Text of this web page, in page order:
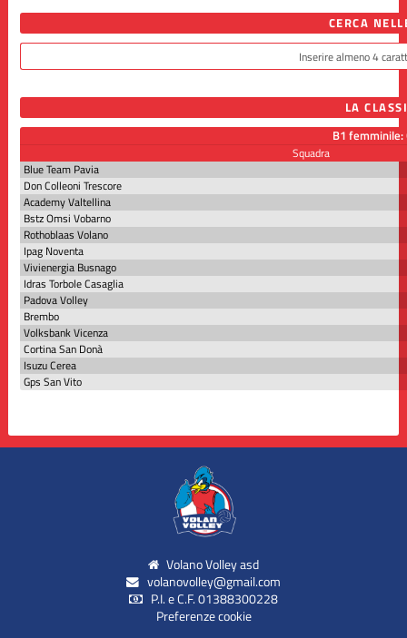
CERCA
LA
B1 femminile:
Squadra
Blue Team Pavia
Don Colleoni Trescore
Academy Valtellina
Bstz Omsi Vobarno
Rothoblaas Volano
Ipag Noventa
Vivienergia Busnago
Idras Torbole Casaglia
Padova Volley
Brembo
Volksbank Vicenza
Cortina San Donà
Isuzu Cerea
Gps San Vito
Volano Volley asd
volanovolley@gmail.com
P.I. e C.F. 01388300228
Preferenze cookie